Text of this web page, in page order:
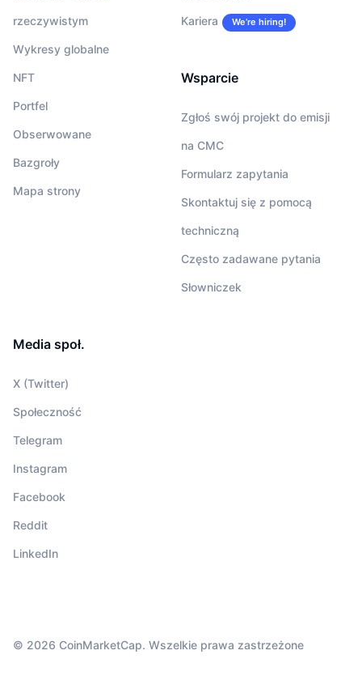
rzeczywistym
Wykresy globalne
NFT
Portfel
Obserwowane
Bazgroły
Mapa strony
Kariera We’re hiring!
Wsparcie
Zgłoś swój projekt do emisji
na CMC
Formularz zapytania
Skontaktuj się z pomocą
techniczną
Często zadawane pytania
Słowniczek
Media społ.
X (Twitter)
Społeczność
Telegram
Instagram
Facebook
Reddit
LinkedIn
© 2026 CoinMarketCap. Wszelkie prawa zastrzeżone